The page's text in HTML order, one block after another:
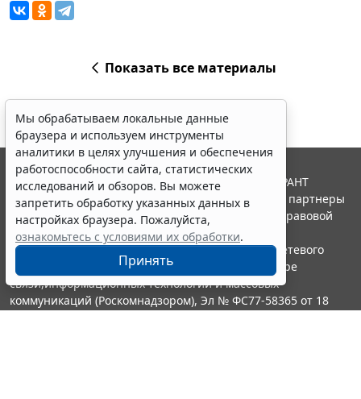
Показать все материалы
Мы обрабатываем локальные данные
браузера и используем инструменты
аналитики в целях улучшения и обеспечения
работоспособности сайта, статистических
исследований и обзоров. Вы можете
запретить обработку указанных данных в
настройках браузера. Пожалуйста,
ознакомьтесь с условиями их обработки.
Принять
© ООО "НПП "ГАРАНТ-СЕРВИС", 2026. Система ГАРАНТ
выпускается с 1990 года. Компания "Гарант" и ее партнеры
являются участниками Российской ассоциации правовой
информации ГАРАНТ.
Портал ГАРАНТ.РУ зарегистрирован в качестве сетевого
издания Федеральной службой по надзору в сфере
связи,информационных технологий и массовых
коммуникаций (Роскомнадзором), Эл № ФС77-58365 от 18